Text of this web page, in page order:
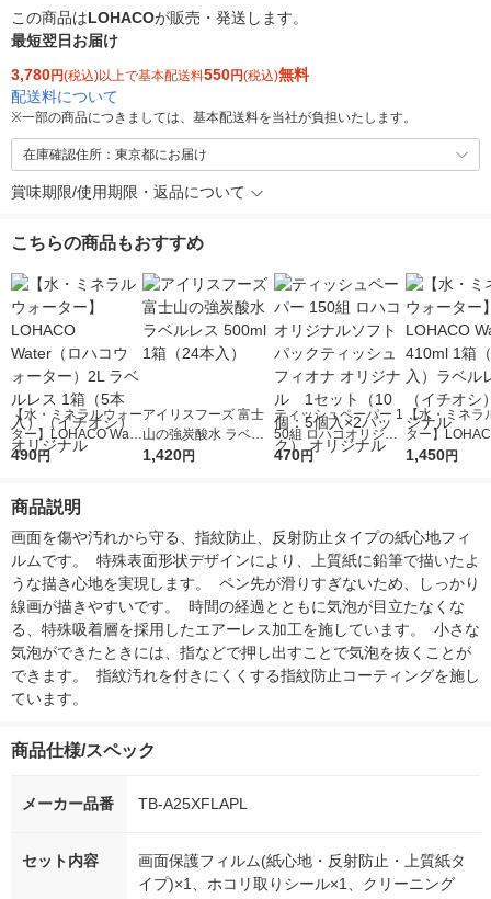
この商品はLOHACOが販売・発送します。
最短翌日お届け
3,780円(税込)以上で基本配送料550円(税込)無料
配送料について
※一部の商品につきましては、基本配送料を当社が負担いたします。
在庫確認住所：東京都にお届け
賞味期限/使用期限・返品について
こちらの商品もおすすめ
【水・ミネラルウォー
ター】LOHACO Wate
r（ロハコウォータ
シ） オリジナル
490円
アイリスフーズ 富士
山の強炭酸水 ラベル
レス 500ml 1箱（24
1,420円
ティッシュペーパー 1
50組 ロハコオリジナ
ルソフトパックティッ
オリジナル
470円
【水・ミネラ
ター】
r 410ml 1箱（
1,450円
商品説明
画面を傷や汚れから守る、指紋防止、反射防止タイプの紙心地フィ
ルムです。  特殊表面形状デザインにより、上質紙に鉛筆で描いたよ
うな描き心地を実現します。  ペン先が滑りすぎないため、しっかり
線画が描きやすいです。  時間の経過とともに気泡が目立たなくな
る、特殊吸着層を採用したエアーレス加工を施しています。  小さな
気泡ができたときには、指などで押し出すことで気泡を抜くことが
できます。  指紋汚れを付きにくくする指紋防止コーティングを施し
ています。
商品仕様/スペック
メーカー品番 TB-A25XFLAPL
セット内容
画面保護フィルム(紙心地・反射防止・上質紙タ
イプ)×1、ホコリ取りシール×1、クリーニング